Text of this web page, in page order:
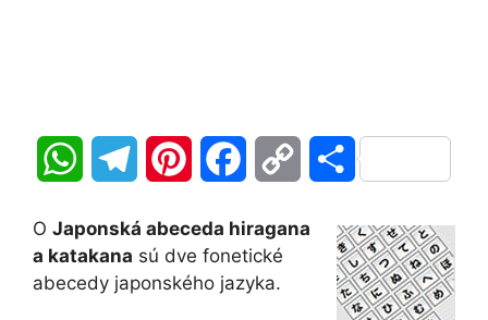
W
a
t
l
e
n
t
c
e
S
a
r
O Japonská abeceda hiragana
a katakana sú dve fonetické
abecedy japonského jazyka.